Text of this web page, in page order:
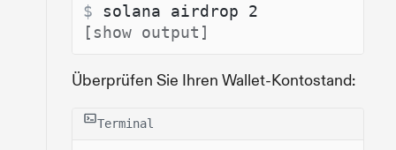
$ solana airdrop 2
[show output]
Überprüfen Sie Ihren Wallet-Kontostand:
Terminal